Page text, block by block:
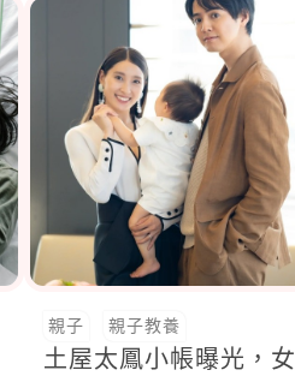
親子 親子教養
土屋太鳳小帳曝光，女